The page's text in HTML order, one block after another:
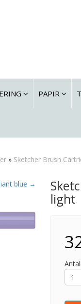
PAPIR
» Sketcher Brush
blue →
light